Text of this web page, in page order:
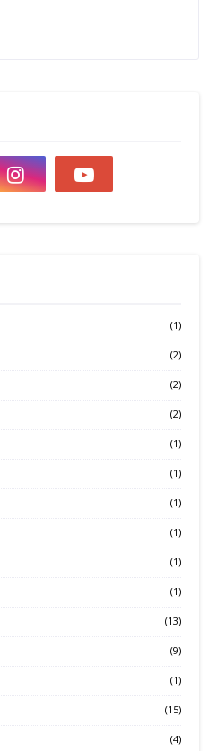
(1)
(2)
(2)
(2)
(1)
(1)
(1)
(1)
(1)
(1)
(13)
(9)
(1)
(15)
(4)